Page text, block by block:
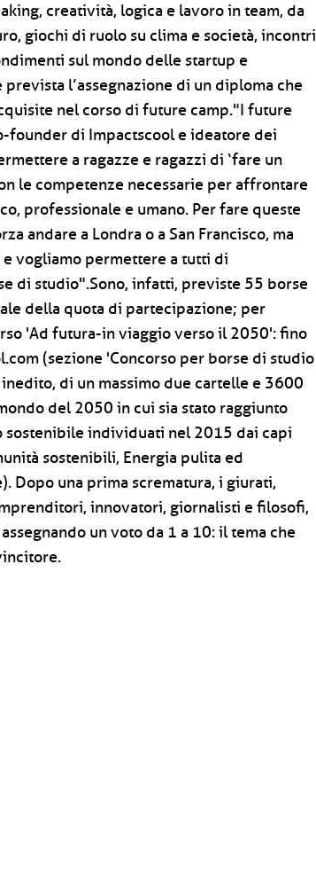
creatività, logica e lavoro in team, da
giochi di ruolo su clima e società, incontri
sul mondo delle startup e
l’assegnazione di un diploma che
nel corso di future camp."I future
founder di Impactscool e ideatore dei
a ragazze e ragazzi di ‘fare un
le competenze necessarie per affrontare
professionale e umano. Per fare queste
andare a Londra o a San Francisco, ma
vogliamo permettere a tutti di
di studio".Sono, infatti, previste 55 borse
della quota di partecipazione; per
'Ad futura-in viaggio verso il 2050': fino
(sezione 'Concorso per borse di studio
di un massimo due cartelle e 3600
del 2050 in cui sia stato raggiunto
individuati nel 2015 dai capi
sostenibili, Energia pulita ed
Dopo una prima scrematura, i giurati,
innovatori, giornalisti e filosofi,
un voto da 1 a 10: il tema che